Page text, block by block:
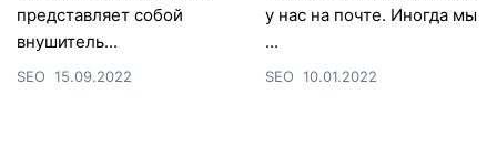
представляет собой
внушитель...
SEO 15.09.2022
у нас на почте. Иногда мы
...
SEO 10.01.2022